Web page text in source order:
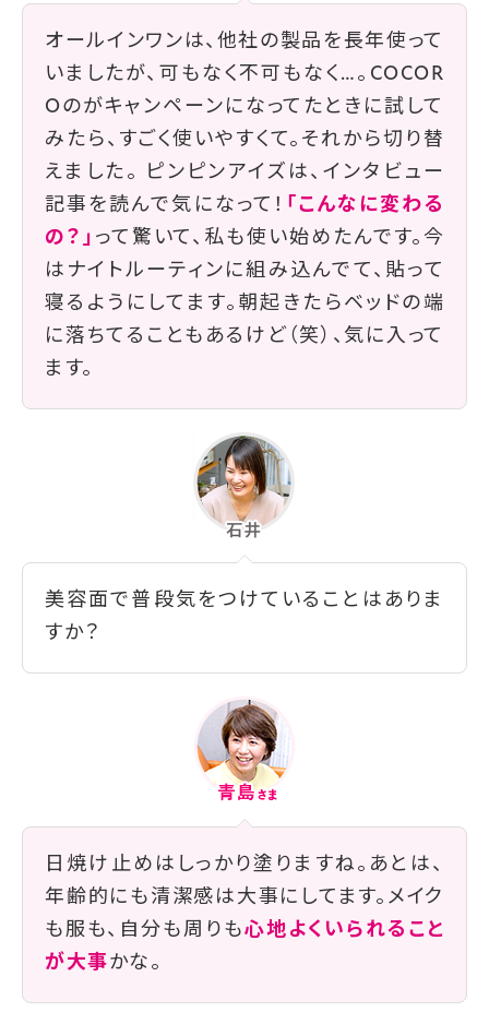
オールインワンは、他社の製品を長年使って
いましたが、可もなく不可もなく…。COCOR
Oのがキャンペーンになってたときに試して
みたら、すごく使いやすくて。それから切り替
えました。 ピンピンアイズは、 インタビュー
記事を読んで気になって！ 「こんなに変わる
の？」 って驚いて、私も使い始めたんです。今
はナイトルーティンに組み込んでて、貼って
寝るようにしてます。朝起きたらベッドの端
に落ちてることもあるけど（笑）、気に入って
ます。
美容面で普段気をつけていることはありま
すか？
日焼け止めはしっかり塗りますね。あとは、
年齢的にも清潔感は大事にしてます。メイク
も服も、自分も周りも心地よくいられること
が大事かな。